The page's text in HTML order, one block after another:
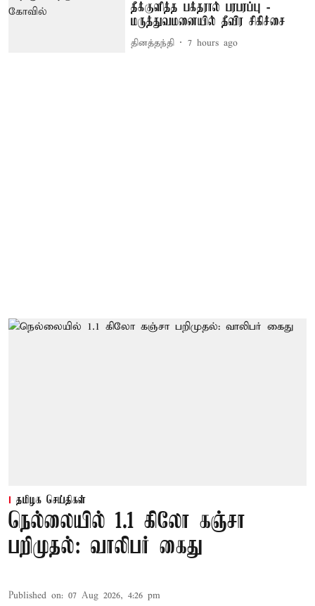
தீக்குளித்த பக்தரால் பரபரப்பு -
மருத்துவமனையில் தீவிர சிகிச்சை
தினத்தந்தி 7 hours ago
தமிழக செய்திகள்
நெல்லையில் 1.1 கிலோ கஞ்சா
பறிமுதல்: வாலிபர் கைது
Published on: 07 Aug 2026, 4:26 pm